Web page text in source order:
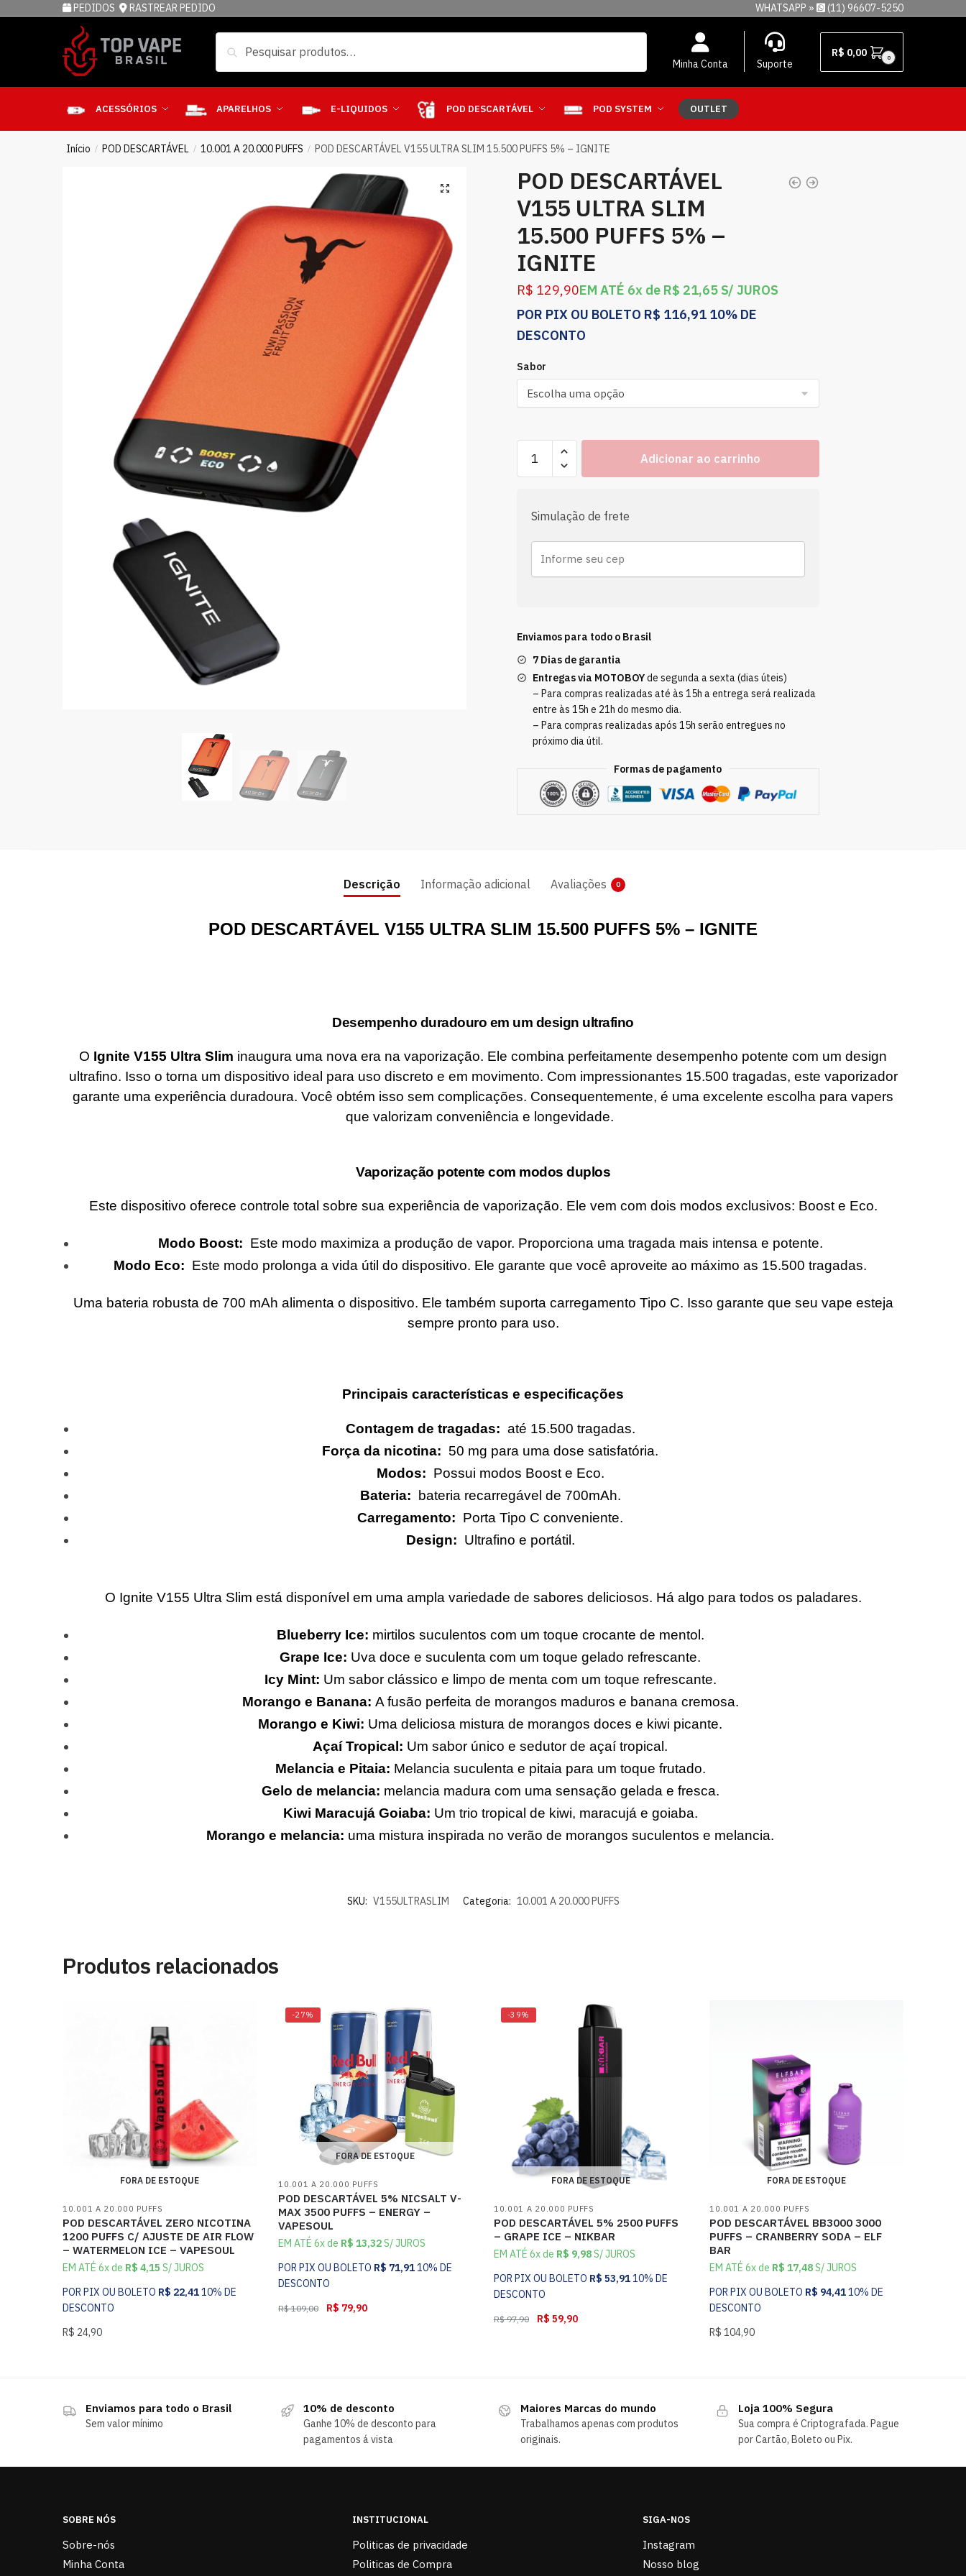
PEDIDOS RASTREAR PEDIDO WHATSAPP » (11) 96607-5250
Minha Conta Suporte
R$ 0,00 0
ACESSÓRIOS APARELHOS E-LIQUIDOS POD DESCARTÁVEL POD SYSTEM OUTLET
Início / POD DESCARTÁVEL / 10.001 A 20.000 PUFFS / POD DESCARTÁVEL V155 ULTRA SLIM 15.500 PUFFS 5% – IGNITE
POD DESCARTÁVEL
V155 ULTRA SLIM
15.500 PUFFS 5% –
IGNITE
R$ 129,90EM ATÉ 6x de R$ 21,65 S/ JUROS
POR PIX OU BOLETO R$ 116,91 10% DE
DESCONTO
Sabor
Adicionar ao carrinho
Simulação de frete
Enviamos para todo o Brasil
7 Dias de garantia
Entregas via MOTOBOYde segunda a sexta (dias úteis)
– Para compras realizadas até às 15h a entrega será realizada
entre às 15h e 21h do mesmo dia.
– Para compras realizadas após 15h serão entregues no
próximo dia útil.
Formas de pagamento
Descrição Informação adicional Avaliações 0
POD DESCARTÁVEL V155 ULTRA SLIM 15.500 PUFFS 5% – IGNITE
Desempenho duradouro em um design ultrafino
O Ignite V155 Ultra Slim inaugura uma nova era na vaporização. Ele combina perfeitamente desempenho potente com um design
ultrafino. Isso o torna um dispositivo ideal para uso discreto e em movimento. Com impressionantes 15.500 tragadas, este vaporizador
garante uma experiência duradoura. Você obtém isso sem complicações. Consequentemente, é uma excelente escolha para vapers
que valorizam conveniência e longevidade.
Vaporização potente com modos duplos
Este dispositivo oferece controle total sobre sua experiência de vaporização. Ele vem com dois modos exclusivos: Boost e Eco.
Modo Boost: Este modo maximiza a produção de vapor. Proporciona uma tragada mais intensa e potente.
Modo Eco: Este modo prolonga a vida útil do dispositivo. Ele garante que você aproveite ao máximo as 15.500 tragadas.
Uma bateria robusta de 700 mAh alimenta o dispositivo. Ele também suporta carregamento Tipo C. Isso garante que seu vape esteja
sempre pronto para uso.
Principais características e especificações
Contagem de tragadas: até 15.500 tragadas.
Força da nicotina: 50 mg para uma dose satisfatória.
Modos: Possui modos Boost e Eco.
Bateria: bateria recarregável de 700mAh.
Carregamento: Porta Tipo C conveniente.
Design: Ultrafino e portátil.
O Ignite V155 Ultra Slim está disponível em uma ampla variedade de sabores deliciosos. Há algo para todos os paladares.
Blueberry Ice: mirtilos suculentos com um toque crocante de mentol.
Grape Ice: Uva doce e suculenta com um toque gelado refrescante.
Icy Mint: Um sabor clássico e limpo de menta com um toque refrescante.
Morango e Banana: A fusão perfeita de morangos maduros e banana cremosa.
Morango e Kiwi: Uma deliciosa mistura de morangos doces e kiwi picante.
Açaí Tropical: Um sabor único e sedutor de açaí tropical.
Melancia e Pitaia: Melancia suculenta e pitaia para um toque frutado.
Gelo de melancia: melancia madura com uma sensação gelada e fresca.
Kiwi Maracujá Goiaba: Um trio tropical de kiwi, maracujá e goiaba.
Morango e melancia: uma mistura inspirada no verão de morangos suculentos e melancia.
SKU: V155ULTRASLIM Categoria: 10.001 A 20.000 PUFFS
Produtos relacionados
FORA DE ESTOQUE
10.001 A 20.000 PUFFS
POD DESCARTÁVEL ZERO NICOTINA
1200 PUFFS C/ AJUSTE DE AIR FLOW
– WATERMELON ICE – VAPESOUL
EM ATÉ 6x de R$ 4,15 S/ JUROS
POR PIX OU BOLETO R$ 22,4110% DE
DESCONTO
R$ 24,90
-27%
FORA DE ESTOQUE
10.001 A 20.000 PUFFS
POD DESCARTÁVEL 5% NICSALT V-
MAX 3500 PUFFS – ENERGY –
VAPESOUL
EM ATÉ 6x de R$ 13,32S/ JUROS
POR PIX OU BOLETO R$ 71,9110% DE
DESCONTO
R$109,00 R$ 79,90
-39%
FORA DE ESTOQUE
10.001 A 20.000 PUFFS
POD DESCARTÁVEL 5% 2500 PUFFS
– GRAPE ICE – NIKBAR
EM ATÉ 6x de R$ 9,98S/ JUROS
POR PIX OU BOLETO R$ 53,9110% DE
DESCONTO
R$97,90 R$ 59,90
FORA DE ESTOQUE
10.001 A 20.000 PUFFS
POD DESCARTÁVEL BB3000 3000
PUFFS – CRANBERRY SODA – ELF
BAR
EM ATÉ 6x de R$ 17,48S/ JUROS
POR PIX OU BOLETO R$ 94,4110% DE
DESCONTO
R$ 104,90
Enviamos para todo o Brasil
Sem valor mínimo
10% de desconto
Ganhe 10% de desconto para
pagamentos á vista
Maiores Marcas do mundo
Trabalhamos apenas com produtos
originais.
Loja 100% Segura
Sua compra é Criptografada. Pague
por Cartão, Boleto ou Pix.
SOBRE NÓS
Sobre-nós
Minha Conta
INSTITUCIONAL
Politicas de privacidade
Politicas de Compra
SIGA-NOS
Instagram
Nosso blog